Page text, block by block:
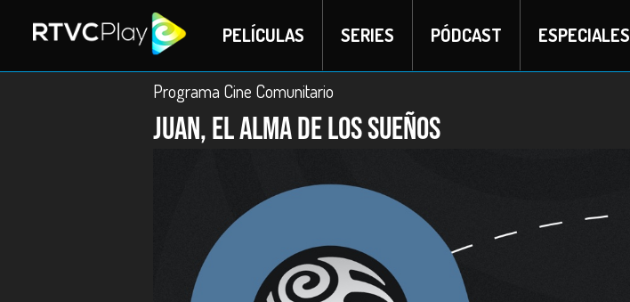
PELÍCULAS SERIES PÓDCAST ESPECIALES
Programa Cine Comunitario
Juan, el alma de los sueños